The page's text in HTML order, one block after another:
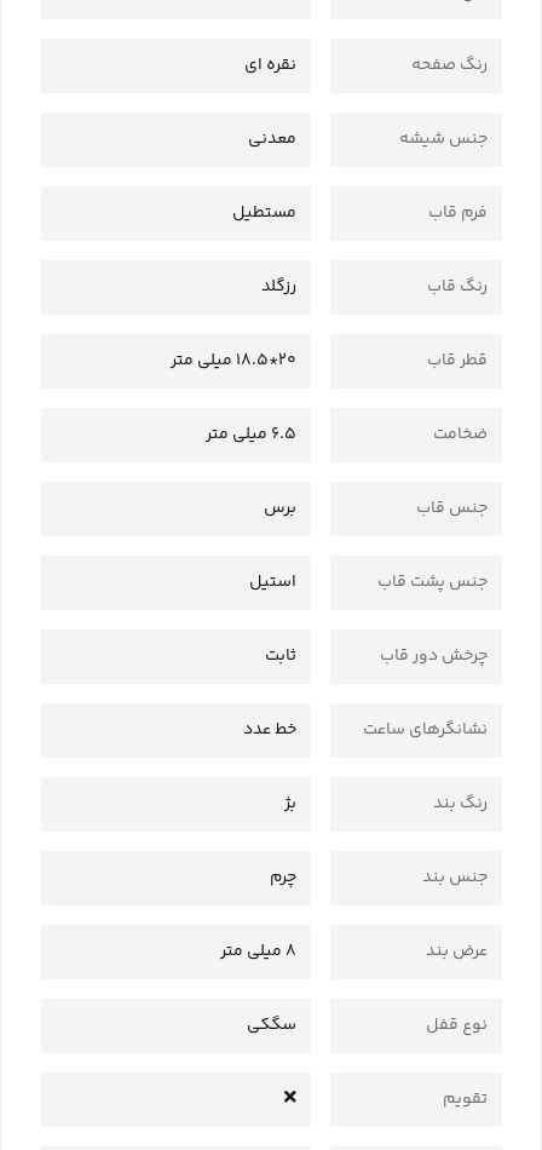
رنگ صفحه نقره ای
جنس شیشه معدنی
فرم قاب مستطیل
رنگ قاب رزگلد
قطر قاب 20*18.5 میلی متر
ضخامت 6.5 میلی متر
جنس قاب برس
جنس پشت قاب استیل
چرخش دور قاب ثابت
نشانگرهای ساعت خط عدد
رنگ بند بژ
جنس بند چرم
عرض بند 8 میلی متر
نوع قفل سگکی
تقویم